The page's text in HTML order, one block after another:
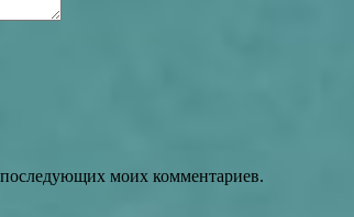
последующих моих комментариев.